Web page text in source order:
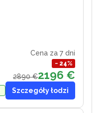
Cena za 7 dni
− 24%
2890 €2196 €
Szczegóły łodzi